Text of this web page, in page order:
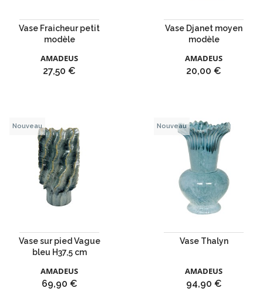
Vase Fraicheur petit
modèle
AMADEUS
Prix
27,50 €
Vase Djanet moyen
modèle
AMADEUS
Prix
20,00 €
Vase sur pied Vague
bleu H37,5 cm
AMADEUS
Prix
69,90 €
Nouveau
Vase Thalyn
AMADEUS
Prix
94,90 €
Nouveau